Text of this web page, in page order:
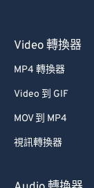
Video 轉換器
MP4 轉換器
Video 到 GIF
MOV 到 MP4
視訊轉換器